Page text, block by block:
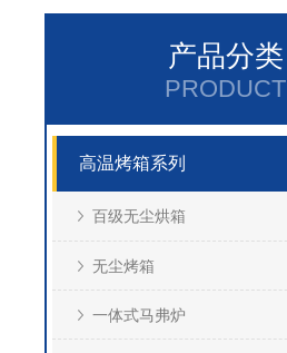
产品分类
PRODUCT
高温烤箱系列
百级无尘烘箱
无尘烤箱
一体式马弗炉